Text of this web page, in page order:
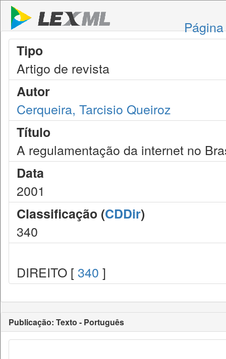
Tipo
Artigo de revista
Autor
Cerqueira, Tarcisio Queiroz
Título
A regulamentação da internet no
Data
2001
Classificação (CDDir)
340
DIREITO [ 340 ]
Publicação: Texto - Português